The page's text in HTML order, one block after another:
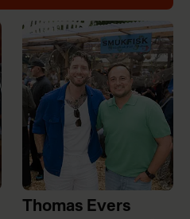
Thomas Evers